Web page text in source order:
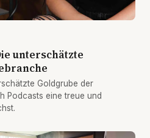
unterschätzte
Goldgrube der
Podcasts eine treue und